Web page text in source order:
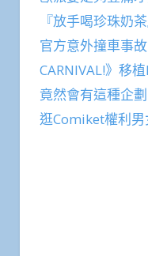
『放手喝珍珠奶
官方意外撞車事
CARNIVAL!》移
竟然會有這種企
逛Comiket權利